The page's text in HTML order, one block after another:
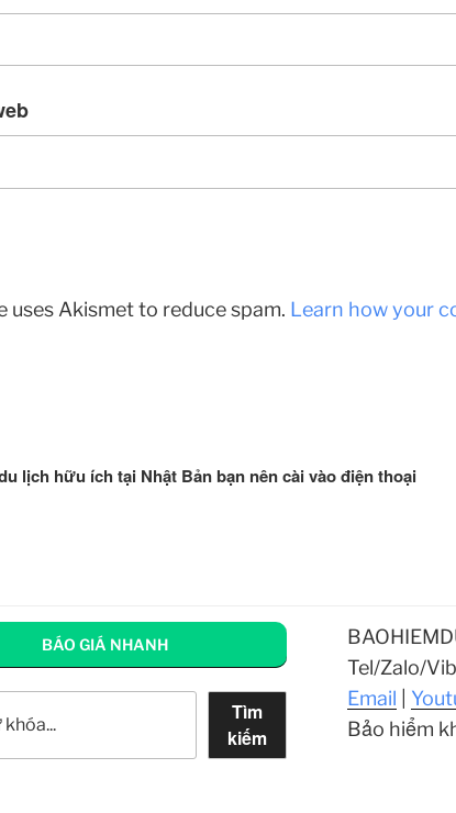
uses Akismet to reduce spam. Learn how your
lịch hữu ích tại Nhật Bản bạn nên cài vào điện thoại
BÁO GIÁ NHANH
Tìm
kiếm
Tel/Zalo/
Email
Bảo hiểm